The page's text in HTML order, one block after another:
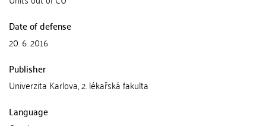
Date of defense
20. 6. 2016
Publisher
Univerzita Karlova, 2. lékařská fakulta
Language